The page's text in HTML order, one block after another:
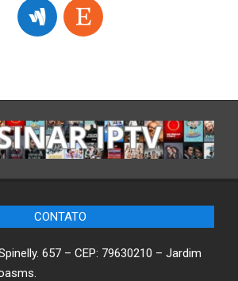
CONTATO
657 – CEP: 79630210 – Jardim